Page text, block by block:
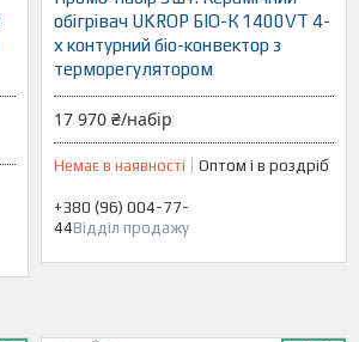
обігрівач UKROP БІО-К 1400VT 4-
х контурний біо-конвектор з
терморегулятором
17 970 ₴/набір
Немає в наявності Оптом і в роздріб
+380 (96) 004-77-
44Відділ продажу